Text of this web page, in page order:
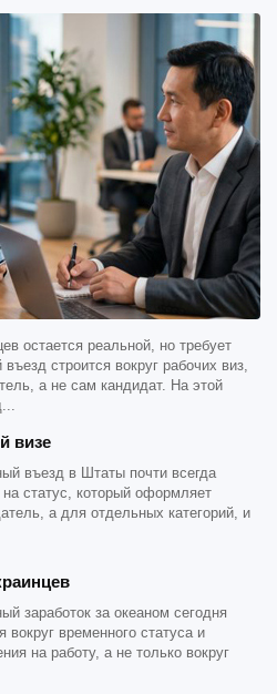
остается реальной, но требует
строится вокруг рабочих виз,
а не сам кандидат. На этой
визе
въезд в Штаты почти всегда
на статус, который оформляет
а для отдельных категорий, и
заработок за океаном сегодня
вокруг временного статуса и
на работу, а не только вокруг